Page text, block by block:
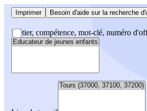
Imprimer Besoin d'aide sur la recherche
Métier, compétence, mot-clé, numéro